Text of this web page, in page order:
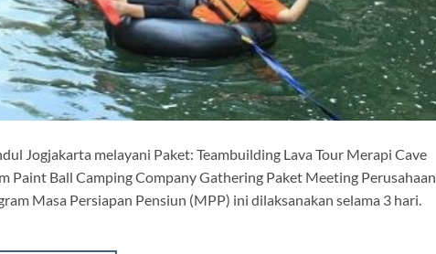
Jogjakarta melayani Paket: Teambuilding Lava Tour Merapi Cave
Paint Ball Camping Company Gathering Paket Meeting Perusahaan
Masa Persiapan Pensiun (MPP) ini dilaksanakan selama 3 hari.